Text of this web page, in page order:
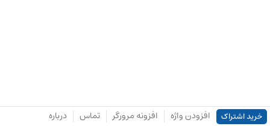
خرید اشتراک افزودن واژه افزونه مرورگر تماس درباره